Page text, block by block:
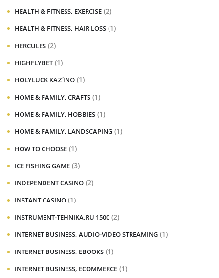
HEALTH & FITNESS, EXERCISE (2)
HEALTH & FITNESS, HAIR LOSS (1)
HERCULES (2)
HIGHFLYBET (1)
HOLYLUCK ΚΑΖΊΝΟ (1)
HOME & FAMILY, CRAFTS (1)
HOME & FAMILY, HOBBIES (1)
HOME & FAMILY, LANDSCAPING (1)
HOW TO CHOOSE (1)
ICE FISHING GAME (3)
INDEPENDENT CASINO (2)
INSTANT CASINO (1)
INSTRUMENT-TEHNIKA.RU 1500 (2)
INTERNET BUSINESS, AUDIO-VIDEO STREAMING (1)
INTERNET BUSINESS, EBOOKS (1)
INTERNET BUSINESS, ECOMMERCE (1)